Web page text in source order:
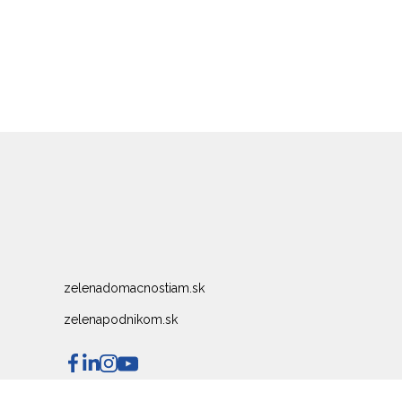
zelenadomacnostiam.sk
zelenapodnikom.sk